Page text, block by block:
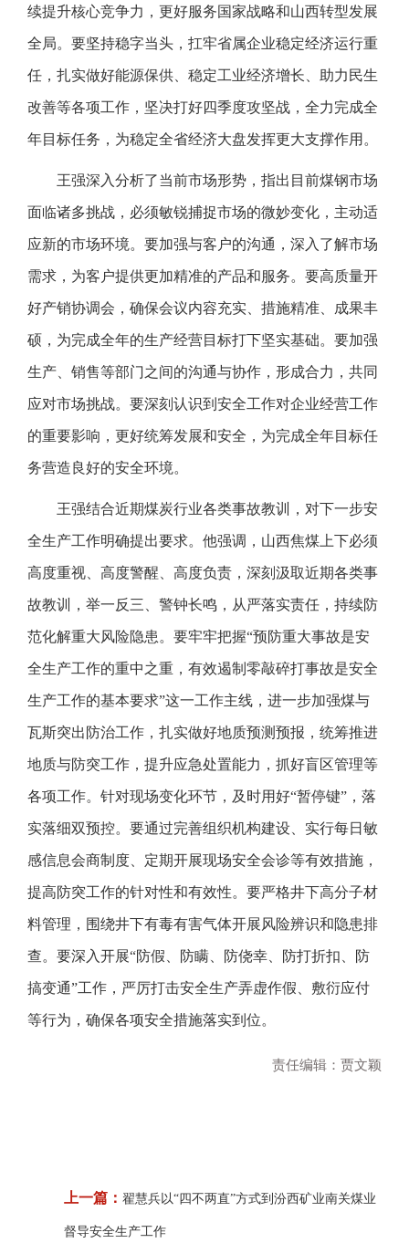
续提升核心竞争力，更好服务国家战略和山西转型发展
全局。要坚持稳字当头，扛牢省属企业稳定经济运行重
任，扎实做好能源保供、稳定工业经济增长、助力民生
改善等各项工作，坚决打好四季度攻坚战，全力完成全
年目标任务，为稳定全省经济大盘发挥更大支撑作用。
王强深入分析了当前市场形势，指出目前煤钢市场
面临诸多挑战，必须敏锐捕捉市场的微妙变化，主动适
应新的市场环境。要加强与客户的沟通，深入了解市场
需求，为客户提供更加精准的产品和服务。要高质量开
好产销协调会，确保会议内容充实、措施精准、成果丰
硕，为完成全年的生产经营目标打下坚实基础。要加强
生产、销售等部门之间的沟通与协作，形成合力，共同
应对市场挑战。要深刻认识到安全工作对企业经营工作
的重要影响，更好统筹发展和安全，为完成全年目标任
务营造良好的安全环境。
王强结合近期煤炭行业各类事故教训，对下一步安
全生产工作明确提出要求。他强调，山西焦煤上下必须
高度重视、高度警醒、高度负责，深刻汲取近期各类事
故教训，举一反三、警钟长鸣，从严落实责任，持续防
范化解重大风险隐患。要牢牢把握“预防重大事故是安
全生产工作的重中之重，有效遏制零敲碎打事故是安全
生产工作的基本要求”这一工作主线，进一步加强煤与
瓦斯突出防治工作，扎实做好地质预测预报，统筹推进
地质与防突工作，提升应急处置能力，抓好盲区管理等
各项工作。针对现场变化环节，及时用好“暂停键”，落
实落细双预控。要通过完善组织机构建设、实行每日敏
感信息会商制度、定期开展现场安全会诊等有效措施，
提高防突工作的针对性和有效性。要严格井下高分子材
料管理，围绕井下有毒有害气体开展风险辨识和隐患排
查。要深入开展“防假、防瞒、防侥幸、防打折扣、防
搞变通”工作，严厉打击安全生产弄虚作假、敷衍应付
等行为，确保各项安全措施落实到位。
责任编辑：贾文颖
上一篇： 翟慧兵以“四不两直”方式到汾西矿业南关煤业
督导安全生产工作